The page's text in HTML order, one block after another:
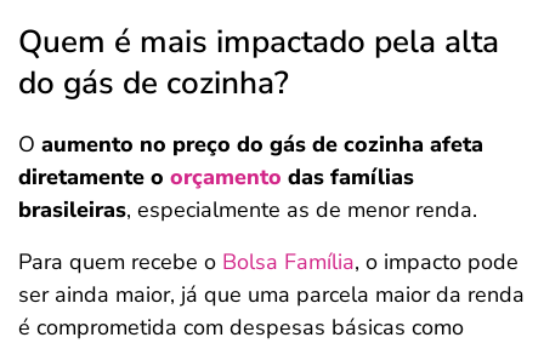
Quem é mais impactado pela alta
do gás de cozinha?
O aumento no preço do gás de cozinha afeta
diretamente o orçamento das famílias
brasileiras, especialmente as de menor renda.
Para quem recebe o Bolsa Família, o impacto pode
ser ainda maior, já que uma parcela maior da renda
é comprometida com despesas básicas como